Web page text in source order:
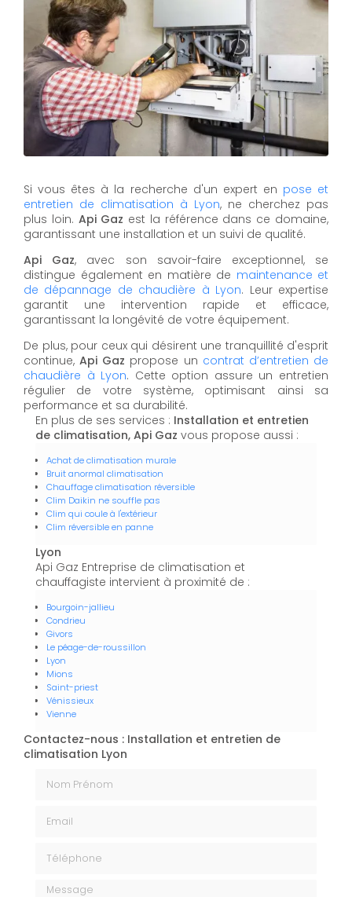
Si vous êtes à la recherche d'un expert en pose et
entretien de climatisation à Lyon, ne cherchez pas
plus loin. Api Gaz est la référence dans ce domaine,
garantissant une installation et un suivi de qualité.
Api Gaz, avec son savoir-faire exceptionnel, se
distingue également en matière de maintenance et
de dépannage de chaudière à Lyon. Leur expertise
garantit une intervention rapide et efficace,
garantissant la longévité de votre équipement.
De plus, pour ceux qui désirent une tranquillité d'esprit
continue,Api Gaz propose un contrat d’entretien de
chaudière à Lyon. Cette option assure un entretien
régulier de votre système, optimisant ainsi sa
performance et sa durabilité.
En plus de ses services : Installation et entretien
de climatisation, Api Gaz vous propose aussi :
Achat de climatisation murale
Bruit anormal climatisation
Chauffage climatisation réversible
Clim Daikin ne souffle pas
Clim qui coule à l'extérieur
Clim réversible en panne
Lyon
Api Gaz Entreprise de climatisation et
chauffagiste intervient à proximité de :
Bourgoin-jallieu
Condrieu
Givors
Le péage-de-roussillon
Lyon
Mions
Saint-priest
Vénissieux
Vienne
Contactez-nous : Installation et entretien de
climatisation Lyon
Message